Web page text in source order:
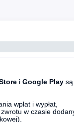
i Google Playsą
wpłat i wypłat,
w czasie